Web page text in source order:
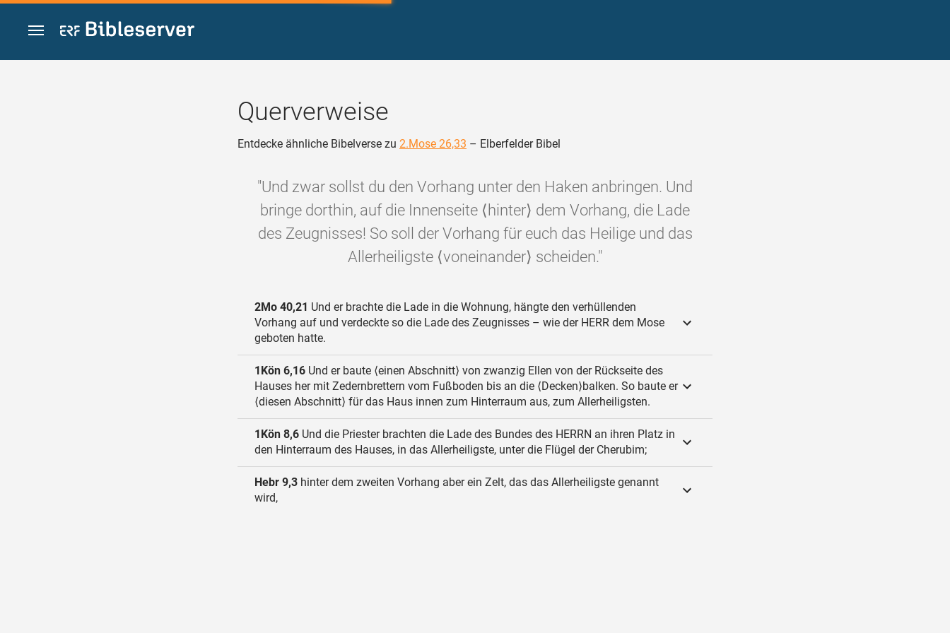
Zum Inhalt springen
Querverweise
Entdecke ähnliche Bibelverse zu 2.Mose 26,33 – Elberfelder Bibel
"Und zwar sollst du den Vorhang unter den Haken anbringen. Und
bringe dorthin, auf die Innenseite ⟨hinter⟩ dem Vorhang, die Lade
des Zeugnisses! So soll der Vorhang für euch das Heilige und das
Allerheiligste ⟨voneinander⟩ scheiden."
2Mo 40,21 Und er brachte die Lade in die Wohnung, hängte den verhüllenden
Vorhang auf und verdeckte so die Lade des Zeugnisses – wie der HERR dem Mose
geboten hatte.
1Kön 6,16 Und er baute ⟨einen Abschnitt⟩ von zwanzig Ellen von der Rückseite des
Hauses her mit Zedernbrettern vom Fußboden bis an die ⟨Decken⟩balken. So baute er
⟨diesen Abschnitt⟩ für das Haus innen zum Hinterraum aus, zum Allerheiligsten.
1Kön 8,6 Und die Priester brachten die Lade des Bundes des HERRN an ihren Platz in
den Hinterraum des Hauses, in das Allerheiligste, unter die Flügel der Cherubim;
Hebr 9,3 hinter dem zweiten Vorhang aber ein Zelt, das das Allerheiligste genannt
wird,